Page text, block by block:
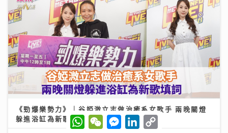
《勁爆樂勢力》｜谷婭溦立志做治癒系女歌手 兩晚關燈
躲進浴缸為新歌填詞 W
h
W
e
M
e
L
o